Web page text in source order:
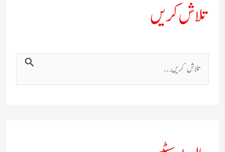
تلاش کریں
ل